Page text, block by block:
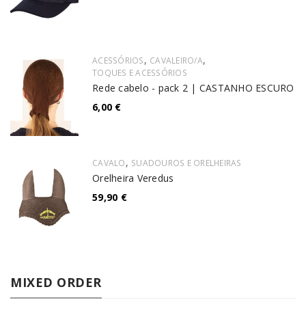
ACESSÓRIOS, CAVALEIRO/A,
TOQUES E ACESSÓRIOS
Rede cabelo - pack 2 | CASTANHO ESCURO
6,00 €
CAVALO, SUADOUROS E ORELHEIRAS
Orelheira Veredus
59,90 €
MIXED ORDER